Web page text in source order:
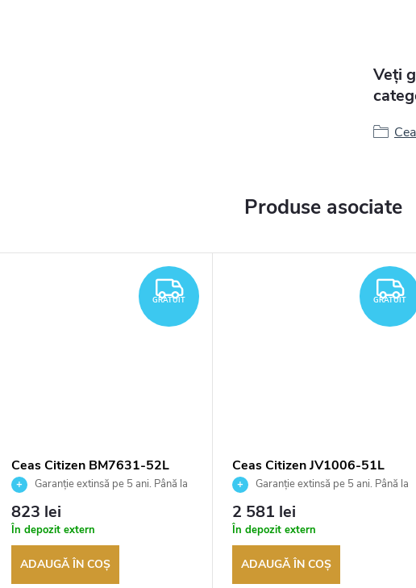
Veți
Produse asociate
GRATUIT
GRATUIT
Ceas Citizen BM7631-52L
Garanție extinsă pe 5 ani. Până la
100 de zile pentru returnarea
bunurilor. Vânzător autorizat
823 lei
În depozit extern
ADAUGĂ ÎN COŞ
GRATUIT
Ceas Citizen JV1006-51L
Garanție extinsă pe 5 ani. Până la
100 de zile pentru returnarea
bunurilor. Vânzător autorizat
2 581 lei
În depozit extern
ADAUGĂ ÎN COŞ